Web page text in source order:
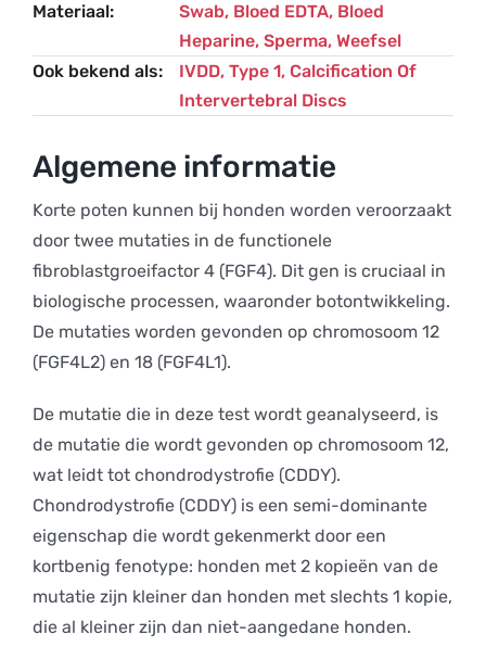
Materiaal
Swab, Bloed EDTA, Bloed
Heparine, Sperma, Weefsel
Ook bekend als
IVDD, Type 1, Calcification Of
Intervertebral Discs
Algemene informatie
Korte poten kunnen bij honden worden veroorzaakt
door twee mutaties in de functionele
fibroblastgroeifactor 4 (FGF4). Dit gen is cruciaal in
biologische processen, waaronder botontwikkeling.
De mutaties worden gevonden op chromosoom 12
(FGF4L2) en 18 (FGF4L1).
De mutatie die in deze test wordt geanalyseerd, is
de mutatie die wordt gevonden op chromosoom 12,
wat leidt tot chondrodystrofie (CDDY).
Chondrodystrofie (CDDY) is een semi-dominante
eigenschap die wordt gekenmerkt door een
kortbenig fenotype: honden met 2 kopieën van de
mutatie zijn kleiner dan honden met slechts 1 kopie,
die al kleiner zijn dan niet-aangedane honden.